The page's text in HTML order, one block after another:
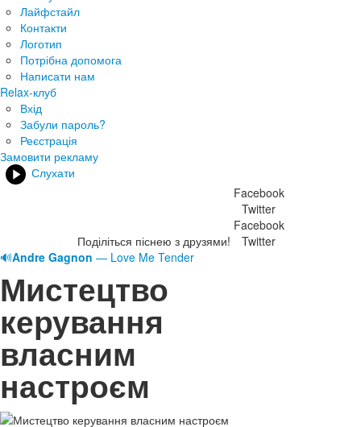
Лайфстайл
Контакти
Логотип
Потрібна допомога
Написати нам
Relax-клуб
Вхід
Забули пароль?
Реєстрація
Замовити рекламу
Слухати
Поділіться піснею з друзями!
Facebook
Twitter
Facebook
Twitter
🔊Andre Gagnon — Love Me Tender
Мистецтво
керування
власним
настроєм